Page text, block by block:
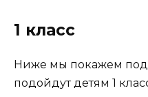
1 класс
Ниже мы покажем
подойдут детям 1